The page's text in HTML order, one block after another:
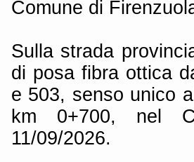
Comune di
Sulla strada
di posa fibra ottica
e 503, senso unico
km 0+700, nel
11/09/2026.